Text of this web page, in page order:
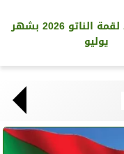
أنقرة تستعد لقمة الناتو 2026 بشهر
يوليو